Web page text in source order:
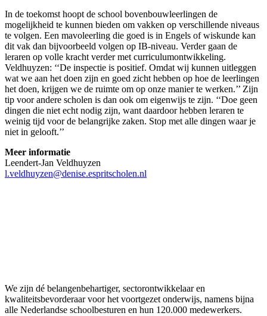
In de toekomst hoopt de school bovenbouwleerlingen de
mogelijkheid te kunnen bieden om vakken op verschillende niveaus
te volgen. Een mavoleerling die goed is in Engels of wiskunde kan
dit vak dan bijvoorbeeld volgen op IB-niveau. Verder gaan de
leraren op volle kracht verder met curriculumontwikkeling.
Veldhuyzen: ‘‘De inspectie is positief. Omdat wij kunnen uitleggen
wat we aan het doen zijn en goed zicht hebben op hoe de leerlingen
het doen, krijgen we de ruimte om op onze manier te werken.’’ Zijn
tip voor andere scholen is dan ook om eigenwijs te zijn. ‘‘Doe geen
dingen die niet echt nodig zijn, want daardoor hebben leraren te
weinig tijd voor de belangrijke zaken. Stop met alle dingen waar je
niet in gelooft.’’
Meer informatie
Leendert-Jan Veldhuyzen
l.veldhuyzen@denise.espritscholen.nl
We zijn dé belangenbehartiger, sectorontwikkelaar en
kwaliteitsbevorderaar voor het voortgezet onderwijs, namens bijna
alle Nederlandse schoolbesturen en hun 120.000 medewerkers.